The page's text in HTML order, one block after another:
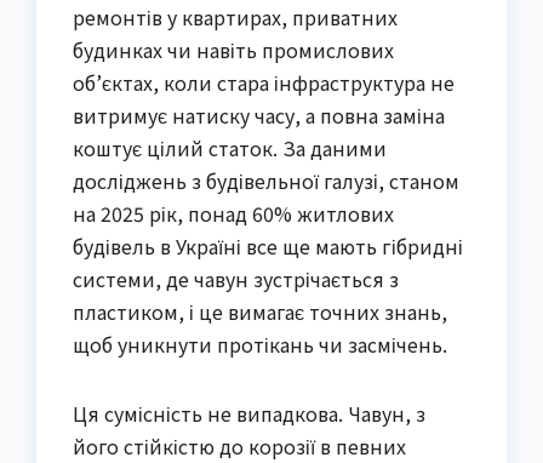
ремонтів у квартирах, приватних
будинках чи навіть промислових
об’єктах, коли стара інфраструктура не
витримує натиску часу, а повна заміна
коштує цілий статок. За даними
досліджень з будівельної галузі, станом
на 2025 рік, понад 60% житлових
будівель в Україні все ще мають гібридні
системи, де чавун зустрічається з
пластиком, і це вимагає точних знань,
щоб уникнути протікань чи засмічень.
Ця сумісність не випадкова. Чавун, з
його стійкістю до корозії в певних